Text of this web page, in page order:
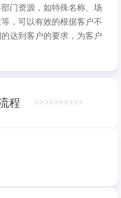
门资源，如特殊名称、场
，可以有效的根据客户不
达到客户的要求，为客户
程 >>>>>>>>>>